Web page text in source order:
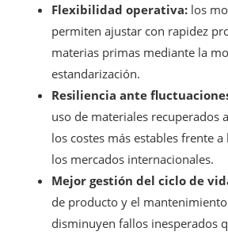
Flexibilidad operativa: los
permiten ajustar con rapidez
materias primas mediante la
estandarización.
Resiliencia ante
uso de materiales recuperados
los costes más estables frente
los mercados internacionales.
Mejor gestión del ciclo de
de producto y el
disminuyen fallos inesperados